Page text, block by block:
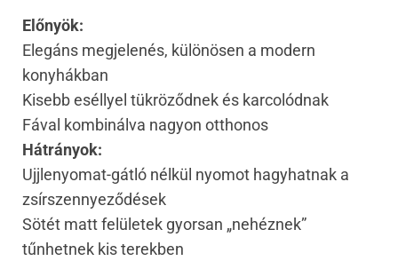
Előnyök:
Elegáns megjelenés, különösen a modern
konyhákban
Kisebb eséllyel tükröződnek és karcolódnak
Fával kombinálva nagyon otthonos
Hátrányok:
Ujjlenyomat-gátló nélkül nyomot hagyhatnak a
zsírszennyeződések
Sötét matt felületek gyorsan „nehéznek”
tűnhetnek kis terekben